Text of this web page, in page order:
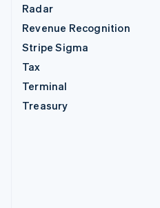
Radar
Revenue Recognition
Stripe Sigma
Tax
Terminal
Treasury